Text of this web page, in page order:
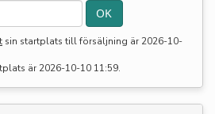
sin startplats till försäljning är 2026-10-
är 2026-10-10 11:59.